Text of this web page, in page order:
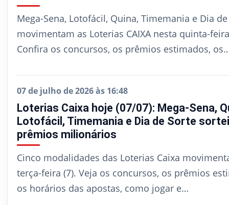
Mega-Sena, Lotofácil, Quina, Timemania e Dia
movimentam as Loterias CAIXA nesta quinta-
Confira os concursos, os prêmios estimados,
07 de julho de 2026 às 16:48
Loterias Caixa hoje (07/07): Mega-Sena,
Lotofácil, Timemania e Dia de Sorte
prêmios milionários
Cinco modalidades das Loterias Caixa
terça-feira (7). Veja os concursos, os prêmios
os horários das apostas, como jogar e…